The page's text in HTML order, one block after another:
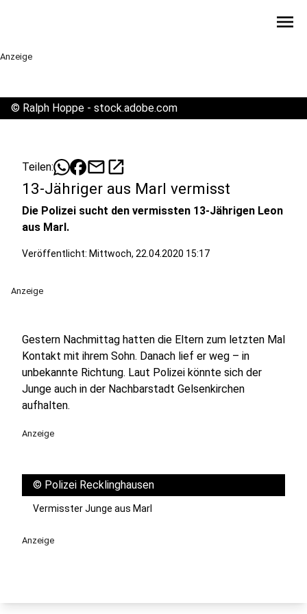
menu
Anzeige
© Ralph Hoppe - stock.adobe.com
Teilen: mailopen_in_new
13-Jähriger aus Marl vermisst
Die Polizei sucht den vermissten 13-Jährigen Leon
aus Marl.
Veröffentlicht: Mittwoch, 22.04.2020 15:17
Anzeige
Gestern Nachmittag hatten die Eltern zum letzten Mal
Kontakt mit ihrem Sohn. Danach lief er weg – in
unbekannte Richtung. Laut Polizei könnte sich der
Junge auch in der Nachbarstadt Gelsenkirchen
aufhalten.
Anzeige
© Polizei Recklinghausen
Vermisster Junge aus Marl
Anzeige